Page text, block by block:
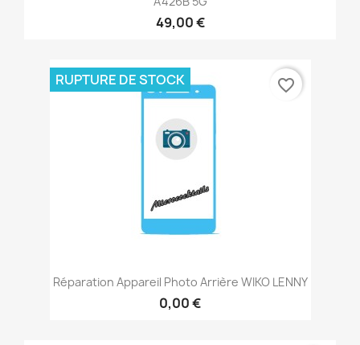
49,00 €
Réparation Appareil Photo Arrière WIKO LENNY
0,00 €
RUPTURE DE STOCK favorite_border